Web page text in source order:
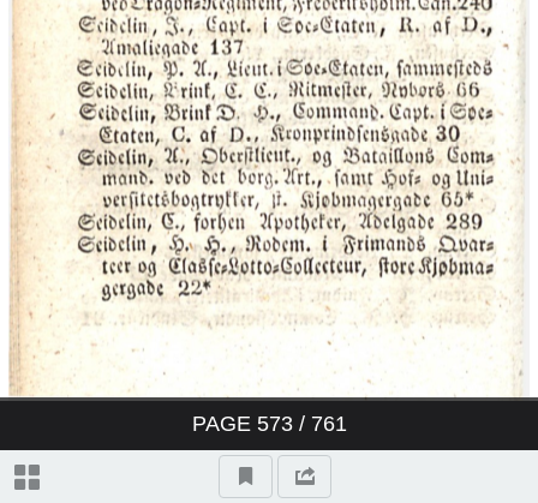
PAGE 573/ 761
‎D:\Kraks vejvisere\Kraks Vejviser
1835\Image00006.tif‎
‎D:\Kraks vejvisere\Kraks Vejviser
1835\Image00007.tif‎
‎D:\Kraks vejvisere\Kraks Vejviser
1835\Image00008.tif‎
‎D:\Kraks vejvisere\Kraks Vejviser
1835\Image00009.tif‎
‎D:\Kraks vejvisere\Kraks Vejviser